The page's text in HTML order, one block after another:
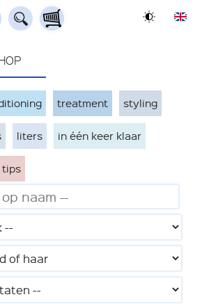
treatment styling
liters in één keer klaar
tips